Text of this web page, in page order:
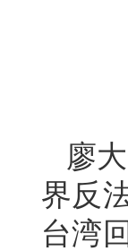
廖
界反
台湾